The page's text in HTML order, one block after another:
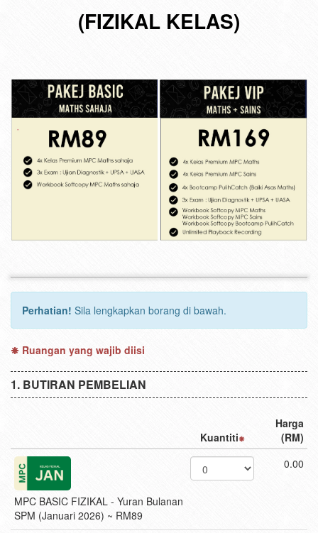
(FIZIKAL KELAS)
Perhatian! Sila lengkapkan borang di bawah.
Ruangan yang wajib diisi
BUTIRAN PEMBELIAN
Kuantiti
Harga
(RM)
MPC BASIC FIZIKAL - Yuran Bulanan
SPM (Januari 2026) ~ RM89
0.00